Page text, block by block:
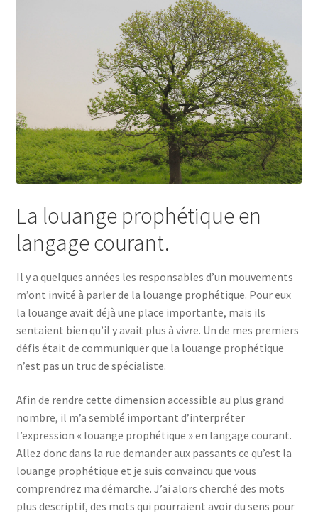
La louange prophétique en
langage courant.
Il y a quelques années les responsables d’un mouvements
m’ont invité à parler de la louange prophétique. Pour eux
la louange avait déjà une place importante, mais ils
sentaient bien qu’il y avait plus à vivre. Un de mes premiers
défis était de communiquer que la louange prophétique
n’est pas un truc de spécialiste.
Afin de rendre cette dimension accessible au plus grand
nombre, il m’a semblé important d’interpréter
l’expression « louange prophétique » en langage courant.
Allez donc dans la rue demander aux passants ce qu’est la
louange prophétique et je suis convaincu que vous
comprendrez ma démarche. J’ai alors cherché des mots
plus descriptif, des mots qui pourraient avoir du sens pour